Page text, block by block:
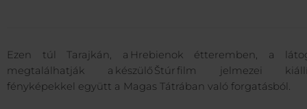
Ezen túl Tarajkán, a Hrebienok étteremben, a
megtalálhatják a készülő Štúr film jelmezei
fényképekkel együtt a Magas Tátrában való forgatásból.